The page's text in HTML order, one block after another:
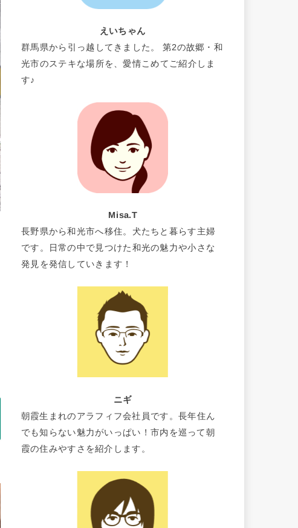
えいちゃん
群馬県から引っ越してきました。 第2の故郷・和
光市のステキな場所を、愛情こめてご紹介しま
す♪
Misa.T
長野県から和光市へ移住。犬たちと暮らす主婦
です。日常の中で見つけた和光の魅力や小さな
発見を発信していきます！
ニギ
朝霞生まれのアラフィフ会社員です。長年住ん
でも知らない魅力がいっぱい！市内を巡って朝
霞の住みやすさを紹介します。